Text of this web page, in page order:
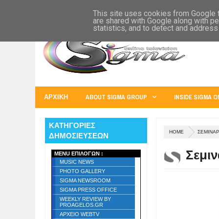
EUROPE U.S.A. AUSTRALIA
ΑΡΧΙΚΗ ABOUT SIGMA GROUP INSIDE SIGMA
HOME
ΚΑΤΗΓΟΡΙΕΣ
ΔΗΜΟΣΙΕΥΣΕΩΝ
MENU ΕΠΙΛΟΓΩΝ :
MUSIC NEWS
PHOTO GALLERY
SIGMA NEWSROOM
SIGMA PRESS OFFICE
WEEKLY REVIEW BY
PROAGELOS.GR
ΑΡΧΕΙΟ WEBTV
This site uses cookies from Google
are shared with Google along with
statistics, and to detect and address